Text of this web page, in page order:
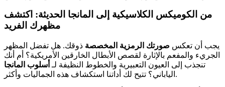
من الكوميكس الكلاسيكية إلى المانجا الحديثة: اكتشف
مظهرك الفريد
يجب أن تعكس صورتك الرمزية المخصصة ذوقك. هل تفضل المظهر
الجريء والمفعم بالإثارة لقصص الأبطال الخارقين الأمريكية؟ أم أنك
تنجذب إلى العيون التعبيرية والخطوط النظيفة لـ أسلوب المانجا
الياباني؟ تتيح لك أداتنا استكشاف هذه الجماليات وأكثر.